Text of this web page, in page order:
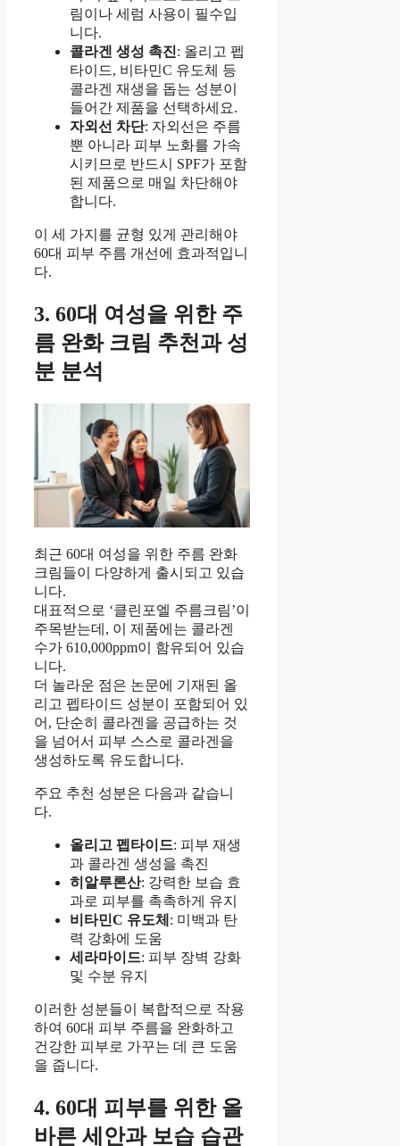
림이나 세럼 사용이 필수입
니다.
콜라겐 생성 촉진: 올리고 펩
타이드, 비타민C 유도체 등
콜라겐 재생을 돕는 성분이
들어간 제품을 선택하세요.
자외선 차단: 자외선은 주름
뿐 아니라 피부 노화를 가속
시키므로 반드시 SPF가 포함
된 제품으로 매일 차단해야
합니다.
이 세 가지를 균형 있게 관리해야
60대 피부 주름 개선에 효과적입니
다.
3. 60대 여성을 위한 주
름 완화 크림 추천과 성
분 분석
최근 60대 여성을 위한 주름 완화
크림들이 다양하게 출시되고 있습
니다.
대표적으로 ‘클린포엘 주름크림’이
주목받는데, 이 제품에는 콜라겐
수가 610,000ppm이 함유되어 있습
니다.
더 놀라운 점은 논문에 기재된 올
리고 펩타이드 성분이 포함되어 있
어, 단순히 콜라겐을 공급하는 것
을 넘어서 피부 스스로 콜라겐을
생성하도록 유도합니다.
주요 추천 성분은 다음과 같습니
다.
올리고 펩타이드: 피부 재생
과 콜라겐 생성을 촉진
히알루론산: 강력한 보습 효
과로 피부를 촉촉하게 유지
비타민C 유도체 : 미백과 탄
력 강화에 도움
세라마이드: 피부 장벽 강화
및 수분 유지
이러한 성분들이 복합적으로 작용
하여 60대 피부 주름을 완화하고
건강한 피부로 가꾸는 데 큰 도움
을 줍니다.
4. 60대 피부를 위한 올
바른 세안과 보습 습관